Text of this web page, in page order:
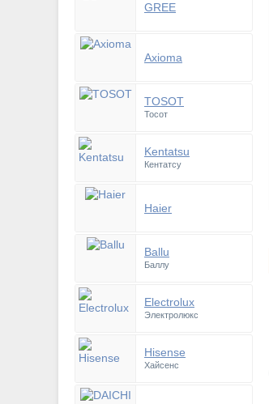
GREE
Axioma
TOSOT
Тосот
Kentatsu
Кентатсу
Haier
Ballu
Баллу
Electrolux
Электролюкс
Hisense
Хайсенс